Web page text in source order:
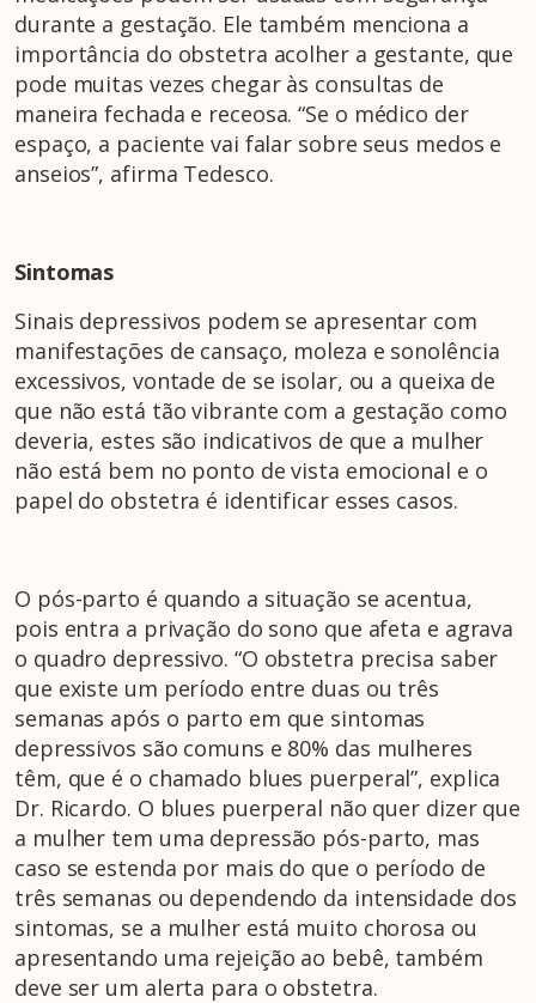
durante a gestação. Ele também menciona a
importância do obstetra acolher a gestante, que
pode muitas vezes chegar às consultas de
maneira fechada e receosa. “Se o médico der
espaço, a paciente vai falar sobre seus medos e
anseios”, afirma Tedesco.
Sintomas
Sinais depressivos podem se apresentar com
manifestações de cansaço, moleza e sonolência
excessivos, vontade de se isolar, ou a queixa de
que não está tão vibrante com a gestação como
deveria, estes são indicativos de que a mulher
não está bem no ponto de vista emocional e o
papel do obstetra é identificar esses casos.
O pós-parto é quando a situação se acentua,
pois entra a privação do sono que afeta e agrava
o quadro depressivo. “O obstetra precisa saber
que existe um período entre duas ou três
semanas após o parto em que sintomas
depressivos são comuns e 80% das mulheres
têm, que é o chamado blues puerperal”, explica
Dr. Ricardo. O blues puerperal não quer dizer que
a mulher tem uma depressão pós-parto, mas
caso se estenda por mais do que o período de
três semanas ou dependendo da intensidade dos
sintomas, se a mulher está muito chorosa ou
apresentando uma rejeição ao bebê, também
deve ser um alerta para o obstetra.